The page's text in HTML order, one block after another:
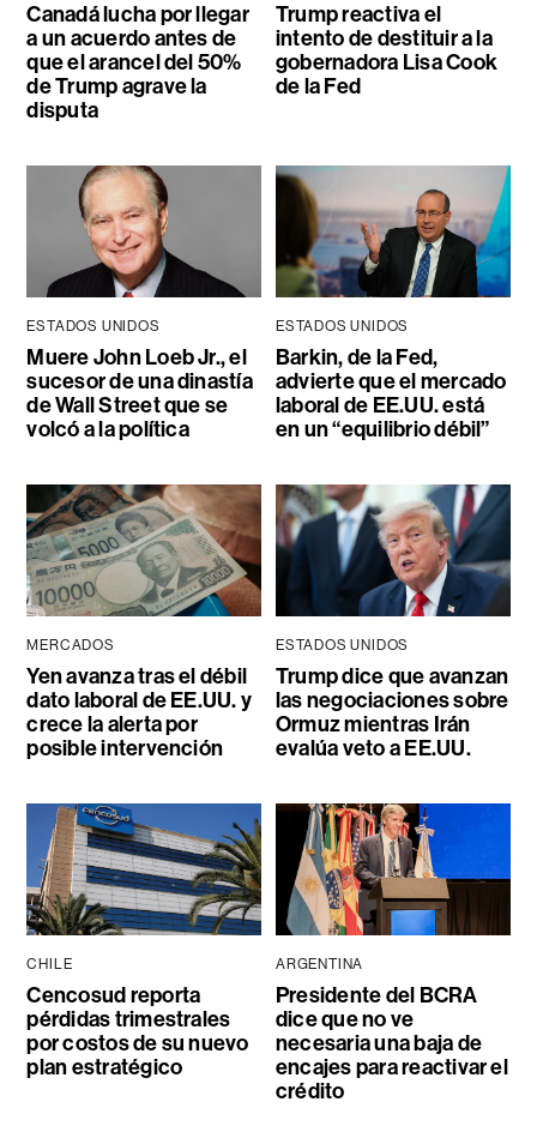
Canadá lucha por llegar
a un acuerdo antes de
que el arancel del 50%
de Trump agrave la
disputa
Trump reactiva el
intento de destituir a la
gobernadora Lisa Cook
de la Fed
ESTADOS UNIDOS
Muere John Loeb Jr., el
sucesor de una dinastía
de Wall Street que se
volcó a la política
ESTADOS UNIDOS
Barkin, de la Fed,
advierte que el mercado
laboral de EE.UU. está
en un “equilibrio débil”
MERCADOS
Yen avanza tras el débil
dato laboral de EE.UU. y
crece la alerta por
posible intervención
ESTADOS UNIDOS
Trump dice que avanzan
las negociaciones sobre
Ormuz mientras Irán
evalúa veto a EE.UU.
CHILE
Cencosud reporta
pérdidas trimestrales
por costos de su nuevo
plan estratégico
ARGENTINA
Presidente del BCRA
dice que no ve
necesaria una baja de
encajes para reactivar el
crédito